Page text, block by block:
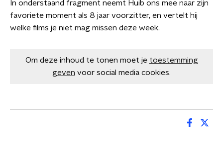
In onderstaand fragment neemt Huib ons mee naar zijn
favoriete moment als 8 jaar voorzitter, en vertelt hij
welke films je niet mag missen deze week.
Om deze inhoud te tonen moet je toestemming
geven voor social media cookies.